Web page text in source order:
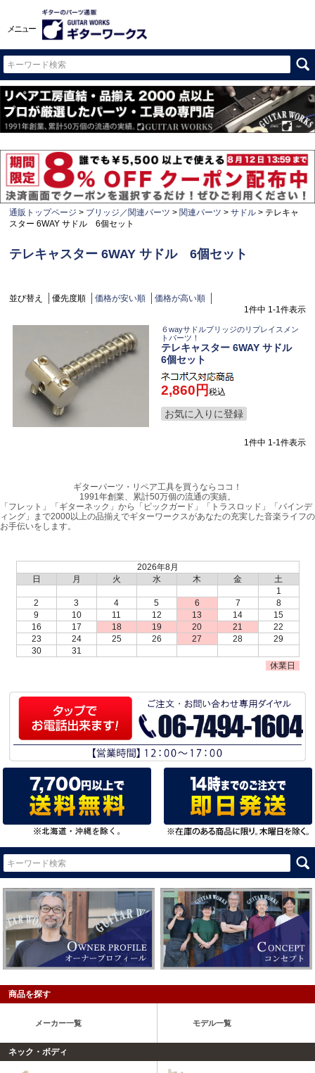
メニュー
通販トップページ ブリッジ／関連パーツ 関連パーツ サドル
テレキャ
スター 6WAY サドル 6個セット
テレキャスター 6WAY サドル 6個セット
並び替え 優先度順 価格が安い順
価格が高い順
1件中 1-1件表示
６wayサドルブリッジのリプレイスメン
トパーツ！
テレキャスター 6WAY サドル
6個セット
2,860 税込
お気に入りに登録
1件中 1-1件表示
ギターパーツ・リペア工具を買うならココ！
1991年創業、累計50万個の流通の実績。
「フレット」「ギターネック」から「ピックガード」「トラスロッド」「バインデ
ィング」まで2000以上の品揃えでギターワークスがあなたの充実した音楽ライフの
お手伝いをします。
2026年8月
日
月 火 水 木 金
土
1
2
3 4 5 6 7
8
9
10 11 12 13 14
15
16
17 18 19 20 21
22
23
24 25 26 27 28
29
30
31
休業日
商品を探す
メーカー一覧 モデル一覧
ネック・ボディ